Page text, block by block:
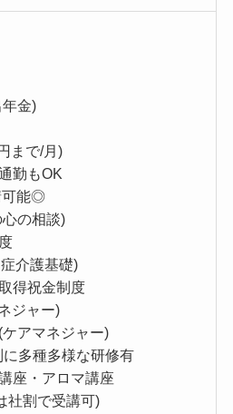
金)
まで/月)
勤もOK
可能◎
の相談)
介護基礎)
得祝金制度
ジャー)
アマネジャー)
多種多様な研修有
座・アロマ講座
社割で受講可)